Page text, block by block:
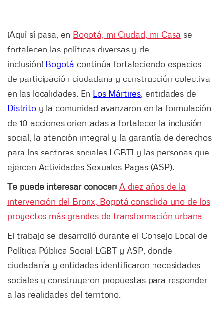
¡Aquí sí pasa, en Bogotá, mi Ciudad, mi Casa se
fortalecen las políticas diversas y de
inclusión! Bogotá continúa fortaleciendo espacios
de participación ciudadana y construcción colectiva
en las localidades. En Los Mártires , entidades del
Distrito y la comunidad avanzaron en la formulación
de 10 acciones orientadas a fortalecer la inclusión
social, la atención integral y la garantía de derechos
para los sectores sociales LGBTI y las personas que
ejercen Actividades Sexuales Pagas (ASP).
Te puede interesar conocer: A diez años de la
intervención del Bronx, Bogotá consolida uno de los
proyectos más grandes de transformación urbana
El trabajo se desarrolló durante el Consejo Local de
Política Pública Social LGBT y ASP, donde
ciudadanía y entidades identificaron necesidades
sociales y construyeron propuestas para responder
a las realidades del territorio.